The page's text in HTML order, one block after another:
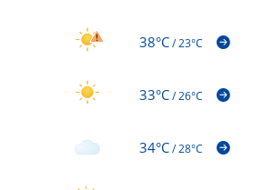
38°C/23°C
33°C/26°C
34°C/28°C